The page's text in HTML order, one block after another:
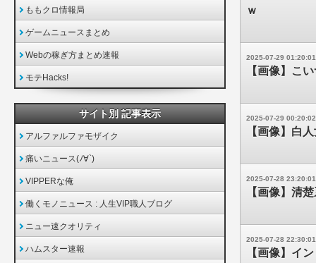
ｗ
2025-07-29 01:20:01
【画像】こ
2025-07-29 00:20:02
【画像】白
2025-07-28 23:20:01
【画像】清
2025-07-28 22:30:01
【画像】イ
ももクロ情報局
ゲームニュースまとめ
Webの稼ぎ方まとめ速報
モテHacks!
サイト別 記事表示
アルファルファモザイク
痛いニュース(ﾉ∀`)
VIPPERな俺
働くモノニュース : 人生VIP職人ブログ
ニュー速クオリティ
ハムスター速報